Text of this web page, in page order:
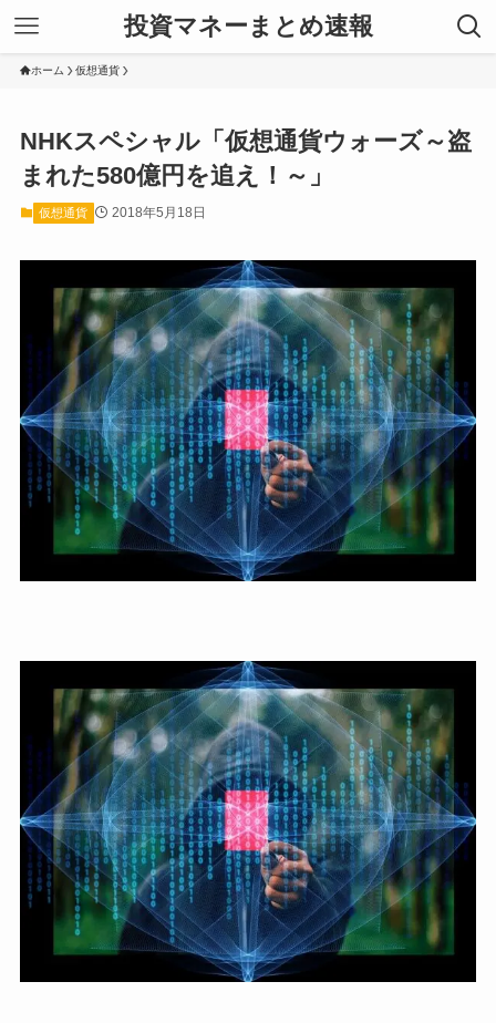
投資マネーまとめ速報
ホーム 仮想通貨
NHKスペシャル「仮想通貨ウォーズ～盗
まれた580億円を追え！～」
仮想通貨 2018年5月18日